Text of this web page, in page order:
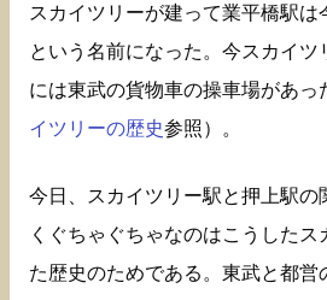
スカイツリーが建って業平橋駅は
という名前になった。今スカイ
には東武の貨物車の操車場があっ
イツリーの歴史参照）。
今日、スカイツリー駅と押上駅の
くぐちゃぐちゃなのはこうした
た歴史のためである。東武と都営